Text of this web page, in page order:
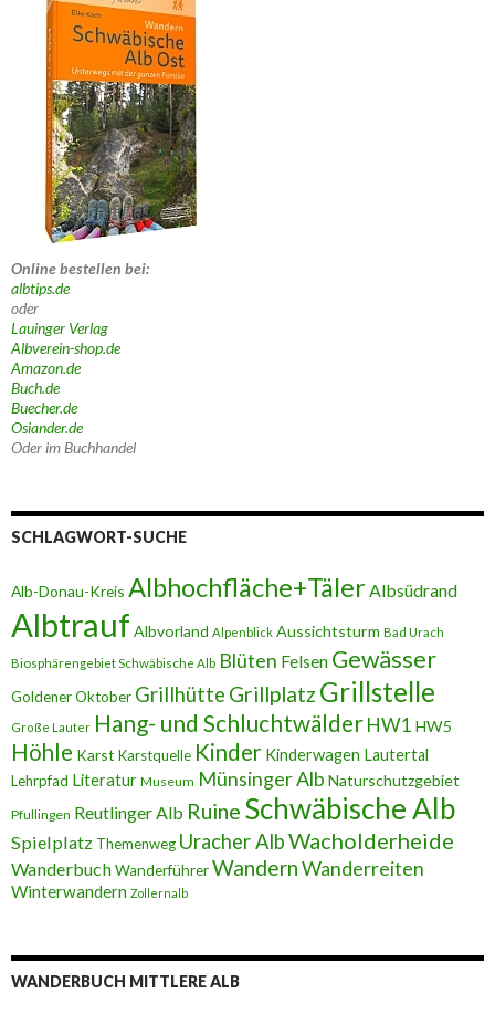
Online bestellen bei:
albtips.de
oder
Lauinger Verlag
Albverein-shop.de
Amazon.de
Buch.de
Buecher.de
Osiander.de
Oder im Buchhandel
SCHLAGWORT-SUCHE
Alb-Donau-Kreis Albhochfläche+TälerAlbsüdrand
Albtrauf Albvorland Alpenblick Aussichtsturm Bad Urach
Biosphärengebiet Schwäbische Alb Blüten Felsen Gewässer
Goldener Oktober Grillhütte Grillplatz Grillstelle
Große Lauter Hang- und SchluchtwälderHW1 HW5
Höhle Karst Karstquelle Kinder Kinderwagen Lautertal
Lehrpfad Literatur Museum Münsinger Alb Naturschutzgebiet
Pfullingen Reutlinger Alb Ruine Schwäbische Alb
Spielplatz Themenweg Uracher AlbWacholderheide
WanderbuchWanderführerWandernWanderreiten
Winterwandern Zollernalb
WANDERBUCH MITTLERE ALB